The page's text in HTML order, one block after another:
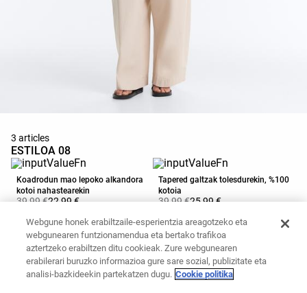
3 articles
ESTILOA 08
Koadrodun mao lepoko alkandora
kotoi nahastearekin
39,99 €22,99 €
Gehitu saskian
Tapered galtzak tolesdurekin, %100
kotoia
39,99 €25,99 €
Gehitu saskian
Sandalia laua, tirak
25,99 €
Webgune honek erabiltzaile-esperientzia areagotzeko eta
webgunearen funtzionamendua eta bertako trafikoa
aztertzeko erabiltzen ditu cookieak. Zure webgunearen
erabilerari buruzko informazioa gure sare sozial, publizitate eta
analisi-bazkideekin partekatzen dugu. Cookie politika